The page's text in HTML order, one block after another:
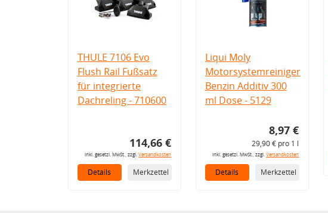
THULE 7106 Evo
Flush Rail Fußsatz
für integrierte
Dachreling - 710600
114,66 €
inkl. gesetzl. MwSt., zzgl.Versandkosten
Details Merkzettel
Liqui Moly
Motorsystemreiniger
Benzin Additiv 300
ml Dose - 5129
8,97 €
29,90 € pro 1 l
inkl. gesetzl. MwSt., zzgl.Versandkosten
Details Merkzettel